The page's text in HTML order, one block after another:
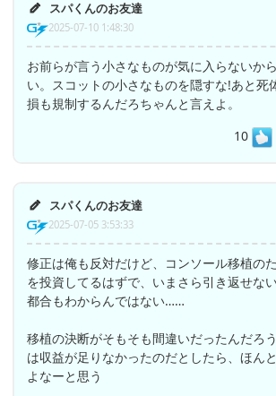
スパくんのお友達
2025-07-10 1:48:30
お前らが言う小さなものが気に入らないか
い。スコットの小さなものを隠すな!あと死
損も規制するんだろちゃんと言えよ。
10
スパくんのお友達
2025-07-05 3:53:33
修正は俺も反対だけど、コンソール移植の
を投資してるはずで、いまさら引き返せな
都合もわからんではない……
移植の決断がそもそも間違いだったんだろ
は収益が足りなかったのだとしたら、ほん
よなーと思う